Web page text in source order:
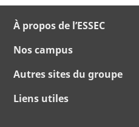
À propos de l’ESSEC
Nos campus
Autres sites du groupe
Liens utiles